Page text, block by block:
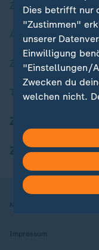
Zuletzt
Aktuelle
ZDFheute Stories
Themen im
ZDFheute Apps
Nutzungsbedingungen
Impressum
Dies betrifft nur
"Zustimmen"
unserer
Einwilligung
"Einstellungen/
Zwecken du
welchen nicht.
Hier findest du
Weitere